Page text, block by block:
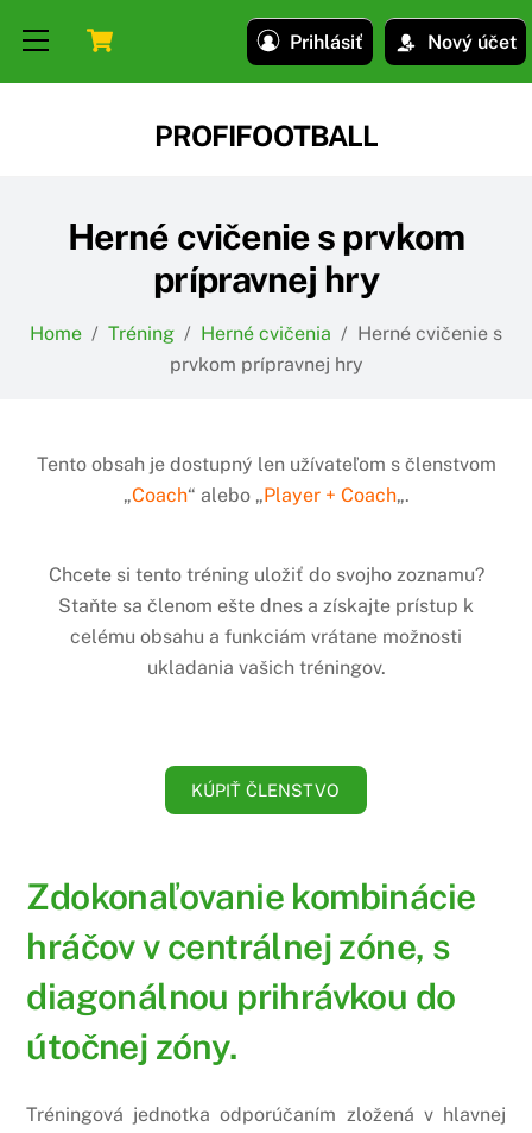
Prihlásiť Nový účet
Menu
PROFIFOOTBALL
Herné cvičenie s prvkom
prípravnej hry
Home / Tréning / Herné cvičenia / Herné cvičenie s
prvkom prípravnej hry
Tento obsah je dostupný len užívateľom s členstvom
„Coach“ alebo „Player + Coach„.
Chcete si tento tréning uložiť do svojho zoznamu?
Staňte sa členom ešte dnes a získajte prístup k
celému obsahu a funkciám vrátane možnosti
ukladania vašich tréningov.
KÚPIŤ ČLENSTVO
Zdokonaľovanie kombinácie
hráčov v centrálnej zóne, s
diagonálnou prihrávkou do
útočnej zóny.
Tréningová jednotka odporúčaním zložená v hlavnej